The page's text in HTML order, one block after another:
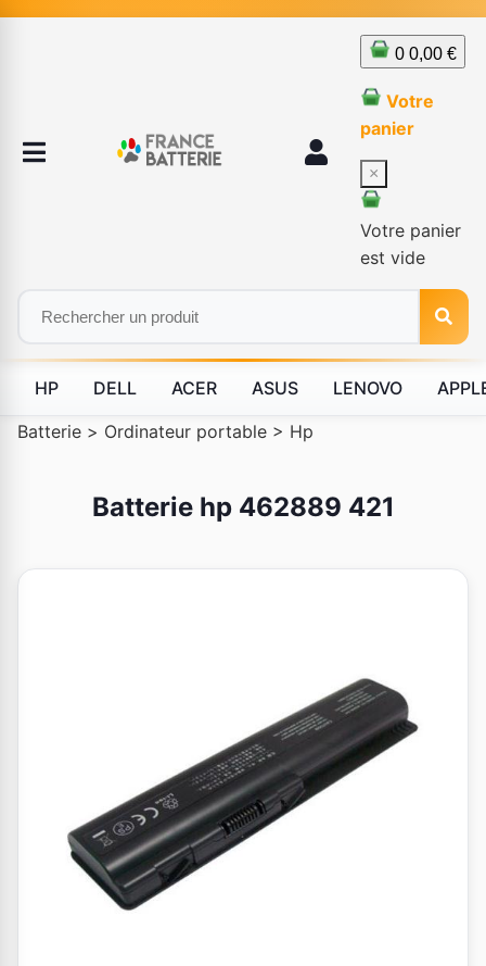
0 0,00 €
Votre
panier
×
Votre panier
est vide
HP DELL ACER ASUS LENOVO
Batterie > Ordinateur portable > Hp
Batterie hp 462889 421